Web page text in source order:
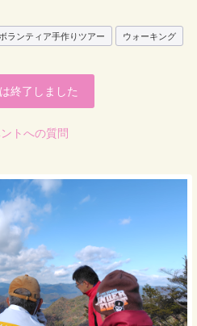
ランティア手作りツアー ウォーキング
終了しました
トへの質問